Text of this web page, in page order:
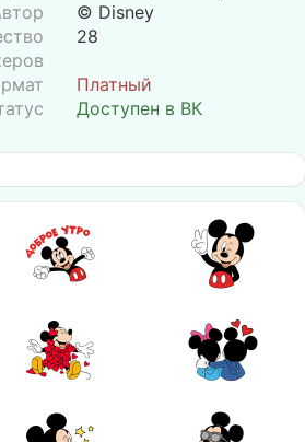
© Disney
28
Платный
Доступен в ВК